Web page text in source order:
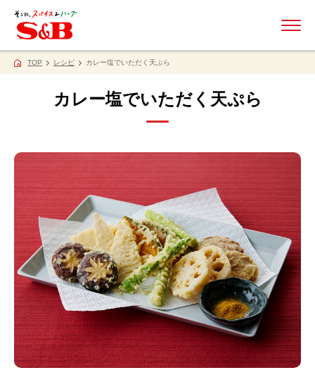
TOP レシピ カレー塩でいただく天ぷら
カレー塩でいただく天ぷら